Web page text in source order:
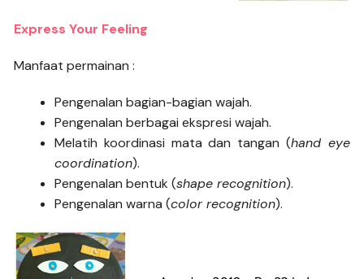
Express Your Feeling
Manfaat permainan :
Pengenalan bagian-bagian wajah.
Pengenalan berbagai ekspresi wajah.
Melatih koordinasi mata dan tangan (hand eye
coordination).
Pengenalan bentuk (shape recognition).
Pengenalan warna (color recognition).